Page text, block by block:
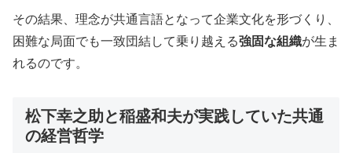
その結果、理念が共通言語となって企業文化を形づくり、
困難な局面でも一致団結して乗り越える強固な組織が生ま
れるのです。
松下幸之助と稲盛和夫が実践していた共通
の経営哲学